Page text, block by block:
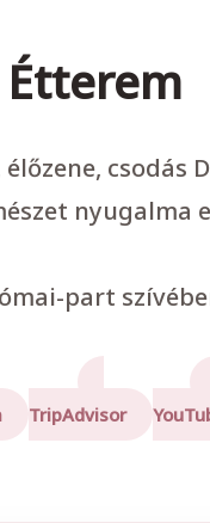
csodás
nyugalma
part
TripAdvisor